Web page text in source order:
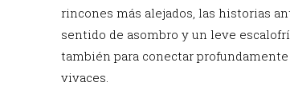
rincones más alejados, las historias
sentido de asombro y un leve
también para conectar
vivaces.